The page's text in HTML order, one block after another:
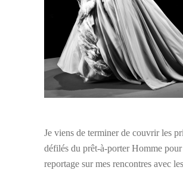
Je viens de terminer de couvrir les
défilés du prêt-à-porter Homme
reportage sur mes rencontres avec